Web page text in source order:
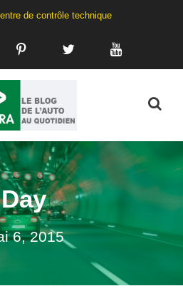
de contrôle technique
Day
6, 2015